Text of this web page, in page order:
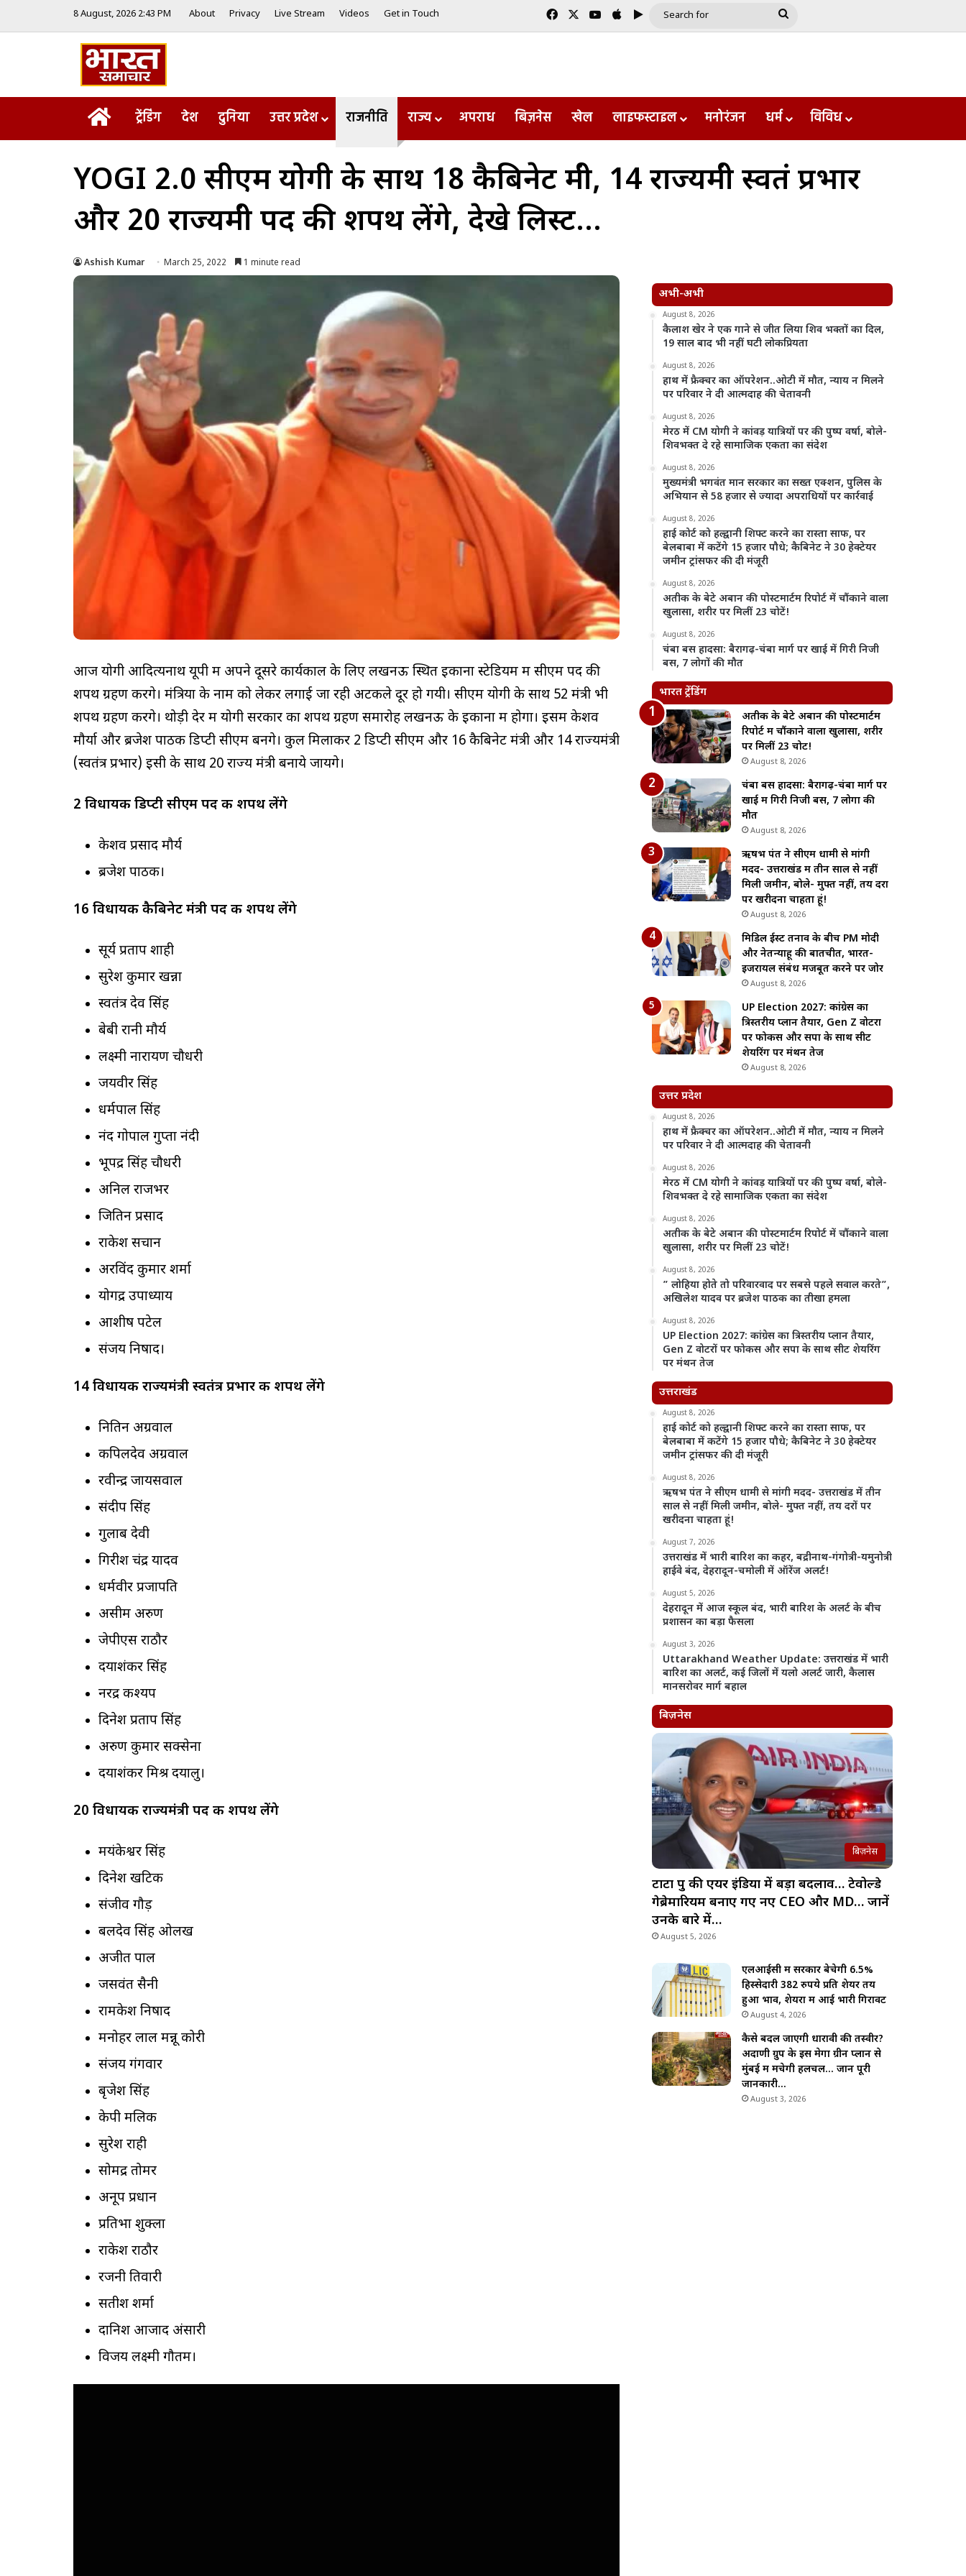
8 August, 2026 2:43 PM About Privacy Live Stream Videos Get in Touch FacebookYouTube
AppleGoogle Play
Search
Homeट्रेंडिंग देश दुनिया उत्तर प्रदेश राजनीति राज्य अपराध बिज़नेस खेल लाइफस्टाइल मनोरंजन धर्म विविध
YOGI 2.0 सीएम योगी के साथ 18 कैबिनेट मंत्री, 14 राज्यमंत्री स्वतंत्र प्रभार
और 20 राज्यमंत्री पद की शपथ लेंगे, देखे लिस्ट…
Ashish Kumar March 25, 2022 1 minute read
आज योगी आदित्यनाथ यूपी में अपने दूसरे कार्यकाल के लिए लखनऊ स्थित इकाना स्टेडियम में सीएम पद की
शपथ ग्रहण करेंगे। मंत्रियों के नाम को लेकर लगाई जा रही अटकले दूर हो गयी। सीएम योगी के साथ 52 मंत्री भी
शपथ ग्रहण करेंगे। थोड़ी देर में योगी सरकार का शपथ ग्रहण समारोह लखनऊ के इकाना में होगा। इसमें केशव
मौर्या और ब्रजेश पाठक डिप्टी सीएम बनेंगे। कुल मिलाकर 2 डिप्टी सीएम और 16 कैबिनेट मंत्री और 14 राज्यमंत्री
(स्वतंत्र प्रभार) इसी के साथ 20 राज्य मंत्री बनाये जायेंगे।
2 विधायक डिप्टी सीएम पद की शपथ लेंगे
केशव प्रसाद मौर्य
ब्रजेश पाठक।
16 विधायक कैबिनेट मंत्री पद की शपथ लेंगे
सूर्य प्रताप शाही
सुरेश कुमार खन्ना
स्वतंत्र देव सिंह
बेबी रानी मौर्य
लक्ष्मी नारायण चौधरी
जयवीर सिंह
धर्मपाल सिंह
नंद गोपाल गुप्ता नंदी
भूपेंद्र सिंह चौधरी
अनिल राजभर
जितिन प्रसाद
राकेश सचान
अरविंद कुमार शर्मा
योगेंद्र उपाध्याय
आशीष पटेल
संजय निषाद।
14 विधायक राज्यमंत्री स्वतंत्र प्रभार की शपथ लेंगे
नितिन अग्रवाल
कपिलदेव अग्रवाल
रवीन्द्र जायसवाल
संदीप सिंह
गुलाब देवी
गिरीश चंद्र यादव
धर्मवीर प्रजापति
असीम अरुण
जेपीएस राठौर
दयाशंकर सिंह
नरेंद्र कश्यप
दिनेश प्रताप सिंह
अरुण कुमार सक्सेना
दयाशंकर मिश्र दयालु।
20 विधायक राज्यमंत्री पद की शपथ लेंगे
मयंकेश्वर सिंह
दिनेश खटिक
संजीव गौड़
बलदेव सिंह ओलख
अजीत पाल
जसवंत सैनी
रामकेश निषाद
मनोहर लाल मन्नू कोरी
संजय गंगवार
बृजेश सिंह
केपी मलिक
सुरेश राही
सोमेंद्र तोमर
अनूप प्रधान
प्रतिभा शुक्ला
राकेश राठौर
रजनी तिवारी
सतीश शर्मा
दानिश आजाद अंसारी
विजय लक्ष्मी गौतम।
अभी-अभी
August 8, 2026
कैलाश खेर ने एक गाने से जीत लिया शिव भक्तों का दिल,
19 साल बाद भी नहीं घटी लोकप्रियता
August 8, 2026
हाथ में फ्रैक्चर का ऑपरेशन..ओटी में मौत, न्याय न मिलने
पर परिवार ने दी आत्मदाह की चेतावनी
August 8, 2026
मेरठ में CM योगी ने कांवड़ यात्रियों पर की पुष्प वर्षा, बोले-
शिवभक्त दे रहे सामाजिक एकता का संदेश
August 8, 2026
मुख्यमंत्री भगवंत मान सरकार का सख्त एक्शन, पुलिस के
अभियान से 58 हजार से ज्यादा अपराधियों पर कार्रवाई
August 8, 2026
हाई कोर्ट को हल्द्वानी शिफ्ट करने का रास्ता साफ, पर
बेलबाबा में कटेंगे 15 हजार पौधे; कैबिनेट ने 30 हेक्टेयर
जमीन ट्रांसफर की दी मंजूरी
August 8, 2026
अतीक के बेटे अबान की पोस्टमार्टम रिपोर्ट में चौंकाने वाला
खुलासा, शरीर पर मिलीं 23 चोटें!
August 8, 2026
चंबा बस हादसा: बैरागढ़-चंबा मार्ग पर खाई में गिरी निजी
बस, 7 लोगों की मौत
भारत ट्रेंडिंग
अतीक के बेटे अबान की पोस्टमार्टम
रिपोर्ट में चौंकाने वाला खुलासा, शरीर
पर मिलीं 23 चोटें!
August 8, 2026
चंबा बस हादसा: बैरागढ़-चंबा मार्ग पर
खाई में गिरी निजी बस, 7 लोगों की
मौत
August 8, 2026
ऋषभ पंत ने सीएम धामी से मांगी
मदद- उत्तराखंड में तीन साल से नहीं
मिली जमीन, बोले- मुफ्त नहीं, तय दरों
पर खरीदना चाहता हूं!
August 8, 2026
मिडिल ईस्ट तनाव के बीच PM मोदी
और नेतन्याहू की बातचीत, भारत-
इजरायल संबंध मजबूत करने पर जोर
August 8, 2026
UP Election 2027: कांग्रेस का
त्रिस्तरीय प्लान तैयार, Gen Z वोटरों
पर फोकस और सपा के साथ सीट
शेयरिंग पर मंथन तेज
August 8, 2026
उत्तर प्रदेश
August 8, 2026
हाथ में फ्रैक्चर का ऑपरेशन..ओटी में मौत, न्याय न मिलने
पर परिवार ने दी आत्मदाह की चेतावनी
August 8, 2026
मेरठ में CM योगी ने कांवड़ यात्रियों पर की पुष्प वर्षा, बोले-
शिवभक्त दे रहे सामाजिक एकता का संदेश
August 8, 2026
अतीक के बेटे अबान की पोस्टमार्टम रिपोर्ट में चौंकाने वाला
खुलासा, शरीर पर मिलीं 23 चोटें!
August 8, 2026
” लोहिया होते तो परिवारवाद पर सबसे पहले सवाल करते”,
अखिलेश यादव पर ब्रजेश पाठक का तीखा हमला
August 8, 2026
UP Election 2027: कांग्रेस का त्रिस्तरीय प्लान तैयार,
Gen Z वोटरों पर फोकस और सपा के साथ सीट शेयरिंग
पर मंथन तेज
उत्तराखंड
August 8, 2026
हाई कोर्ट को हल्द्वानी शिफ्ट करने का रास्ता साफ, पर
बेलबाबा में कटेंगे 15 हजार पौधे; कैबिनेट ने 30 हेक्टेयर
जमीन ट्रांसफर की दी मंजूरी
August 8, 2026
ऋषभ पंत ने सीएम धामी से मांगी मदद- उत्तराखंड में तीन
साल से नहीं मिली जमीन, बोले- मुफ्त नहीं, तय दरों पर
खरीदना चाहता हूं!
August 7, 2026
उत्तराखंड में भारी बारिश का कहर, बद्रीनाथ-गंगोत्री-यमुनोत्री
हाईवे बंद, देहरादून-चमोली में ऑरेंज अलर्ट!
August 5, 2026
देहरादून में आज स्कूल बंद, भारी बारिश के अलर्ट के बीच
प्रशासन का बड़ा फैसला
August 3, 2026
Uttarakhand Weather Update: उत्तराखंड में भारी
बारिश का अलर्ट, कई जिलों में यलो अलर्ट जारी, कैलास
मानसरोवर मार्ग बहाल
बिज़नेस
बिज़नेस
टाटा ग्रुप की एयर इंडिया में बड़ा बदलाव… टेवोल्डे
गेब्रेमारियम बनाए गए नए CEO और MD… जानें
उनके बारे में…
August 5, 2026
एलआईसी में सरकार बेचेगी 6.5%
हिस्सेदारी 382 रुपये प्रति शेयर तय
हुआ भाव, शेयरों में आई भारी गिरावट
August 4, 2026
कैसे बदल जाएगी धारावी की तस्वीर?
अदाणी ग्रुप के इस मेगा ग्रीन प्लान से
मुंबई में मचेगी हलचल… जानें पूरी
जानकारी…
August 3, 2026